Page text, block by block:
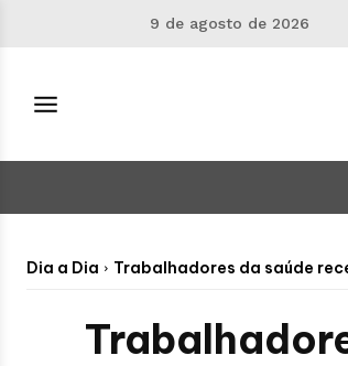
9 de agosto de 2026
Dia a Dia Trabalhadores da saúde